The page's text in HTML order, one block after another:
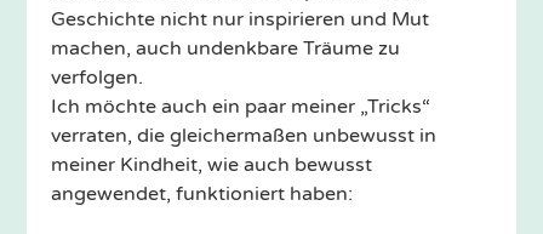
Geschichte nicht nur inspirieren und Mut
machen, auch undenkbare Träume zu
verfolgen.
Ich möchte auch ein paar meiner „Tricks“
verraten, die gleichermaßen unbewusst in
meiner Kindheit, wie auch bewusst
angewendet, funktioniert haben: